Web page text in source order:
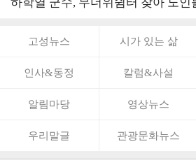
고성뉴스 시가 있는 삶
인사&동정 칼럼&사설
알림마당 영상뉴스
우리말글 관광문화뉴스